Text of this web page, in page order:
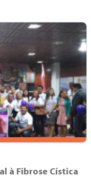
à Fibrose Cística